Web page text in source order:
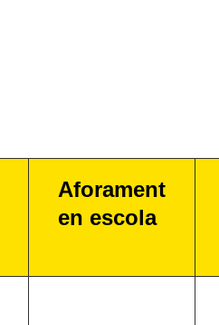
Aforament
en escola